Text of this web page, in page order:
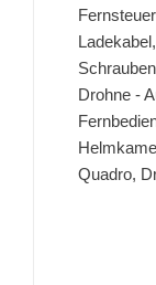
Drohne -
Quadro,